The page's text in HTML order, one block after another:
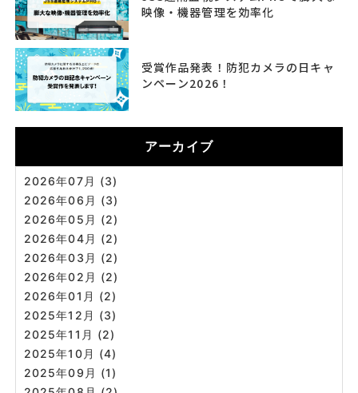
映像・機器管理を効率化
受賞作品発表！防犯カメラの日キャ
ンペーン2026！
アーカイブ
2026年07月 (3)
2026年06月 (3)
2026年05月 (2)
2026年04月 (2)
2026年03月 (2)
2026年02月 (2)
2026年01月 (2)
2025年12月 (3)
2025年11月 (2)
2025年10月 (4)
2025年09月 (1)